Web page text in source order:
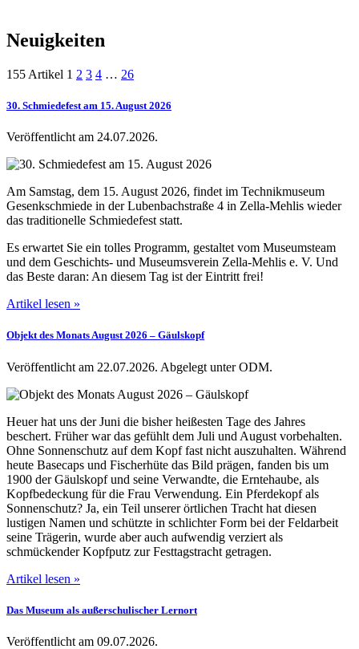
Neuigkeiten
155 Artikel 1 2 3 4 … 26
30. Schmiedefest am 15. August 2026
Veröffentlicht am 24.07.2026.
Am Samstag, dem 15. August 2026, findet im Technikmuseum
Gesenkschmiede in der Lubenbachstraße 4 in Zella-Mehlis wieder
das traditionelle Schmiedefest statt.
Es erwartet Sie ein tolles Programm, gestaltet vom Museumsteam
und dem Geschichts- und Museumsverein Zella-Mehlis e. V. Und
das Beste daran: An diesem Tag ist der Eintritt frei!
Artikel lesen »
Objekt des Monats August 2026 ‒ Gäulskopf
Veröffentlicht am 22.07.2026. Abgelegt unter ODM.
Heuer hat uns der Juni die bisher heißesten Tage des Jahres
beschert. Früher war das gefühlt dem Juli und August vorbehalten.
Ohne Sonnenschutz auf dem Kopf fast nicht auszuhalten. Während
heute Basecaps und Fischerhüte das Bild prägen, fanden bis um
1900 der Gäulskopf und seine Verwandte, die Erntehaube, als
Kopfbedeckung für die Frau Verwendung. Ein Pferdekopf als
Sonnenschutz? Ja, ein Teil unserer örtlichen Tracht hat diesen
lustigen Namen und schützte in schlichter Form bei der Feldarbeit
seine Trägerin, wurde aber auch aufwendig verziert als
schmückender Kopfputz zur Festtagstracht getragen.
Artikel lesen »
Das Museum als außerschulischer Lernort
Veröffentlicht am 09.07.2026.